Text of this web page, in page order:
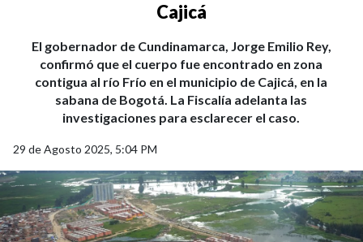
Cajicá
El gobernador de Cundinamarca, Jorge Emilio Rey,
confirmó que el cuerpo fue encontrado en zona
contigua al río Frío en el municipio de Cajicá, en la
sabana de Bogotá. La Fiscalía adelanta las
investigaciones para esclarecer el caso.
29 de Agosto 2025, 5:04 PM